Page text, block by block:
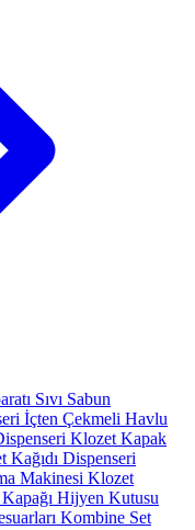
Sıvı Sabun
İçten Çekmeli Havlu
Klozet Kapak
Kağıdı Dispenseri
Makinesi Klozet
Hijyen Kutusu
Kombine Set